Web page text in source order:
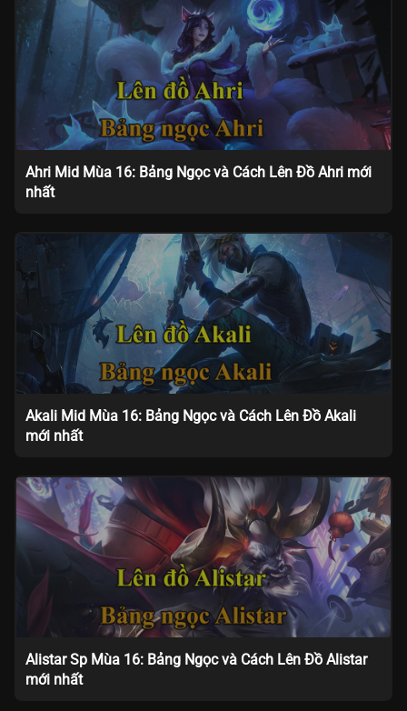
Ahri Mid Mùa 16: Bảng Ngọc và Cách Lên Đồ Ahri mới
nhất
Akali Mid Mùa 16: Bảng Ngọc và Cách Lên Đồ Akali
mới nhất
Alistar Sp Mùa 16: Bảng Ngọc và Cách Lên Đồ Alistar
mới nhất